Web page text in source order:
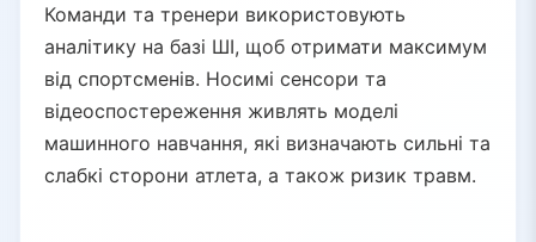
Команди та тренери використовують
аналітику на базі ШІ, щоб отримати максимум
від спортсменів. Носимі сенсори та
відеоспостереження живлять моделі
машинного навчання, які визначають сильні та
слабкі сторони атлета, а також ризик травм.